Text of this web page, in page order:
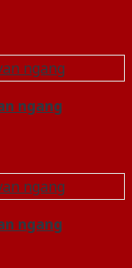
ngang
ngang